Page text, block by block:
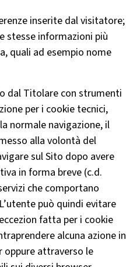
inserite dal visitatore;
stesse informazioni più
quali ad esempio nome
dal Titolare con strumenti
per i cookie tecnici,
normale navigazione, il
alla volontà del
sul Sito dopo avere
in forma breve (c.d.
che comportano
può quindi evitare
fatta per i cookie
alcuna azione in
oppure attraverso le